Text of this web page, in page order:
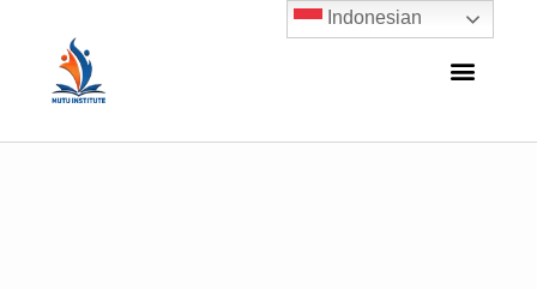
Indonesian